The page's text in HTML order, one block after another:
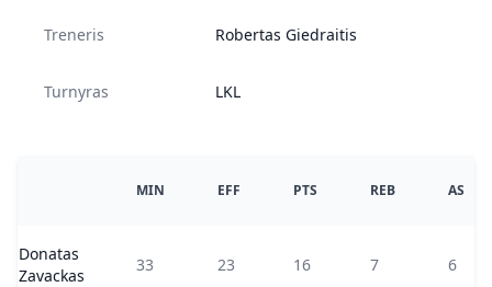
Treneris Robertas Giedraitis
Turnyras LKL
MIN EFF PTS REB AS
Donatas
Zavackas
33 23 16 7 6